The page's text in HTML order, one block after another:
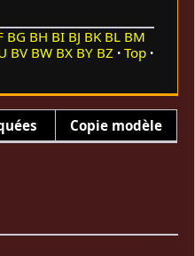
BG BH BI BJ BK BL BM
BV BW BX BY BZ
Top
Copie modèle